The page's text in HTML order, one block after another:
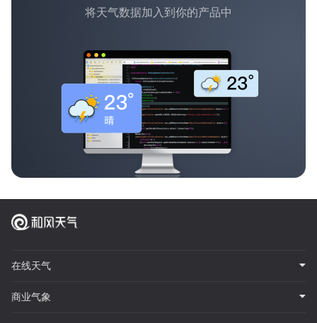
将天气数据加入到你的产品中
在线天气
商业气象